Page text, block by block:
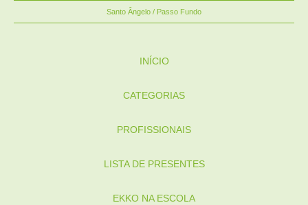
Santo Ângelo / Passo Fundo
INÍCIO
CATEGORIAS
PROFISSIONAIS
LISTA DE PRESENTES
EKKO NA ESCOLA